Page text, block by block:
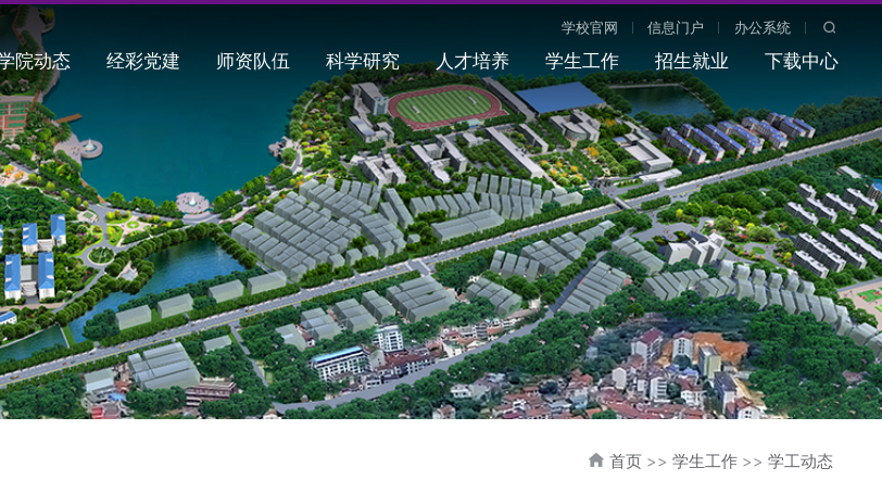
学校官网 信息门户 办公系统
院动态 经彩党建 师资队伍 科学研究 人才培养 学生工作 招生就业 下载中心
首页 >>学生工作 >>学工动态